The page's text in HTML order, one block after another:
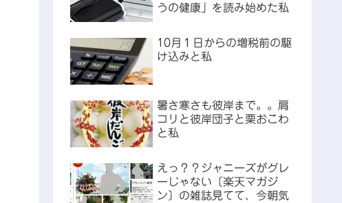
うの健康」を読み始めた私
10月１日からの増税前の駆
け込みと私
暑さ寒さも彼岸まで。。肩
コリと彼岸団子と栗おこわ
と私
えっ？？ジャニーズがグレ
ーじゃない〔楽天マガジ
ン〕の雑誌見てて、今朝気